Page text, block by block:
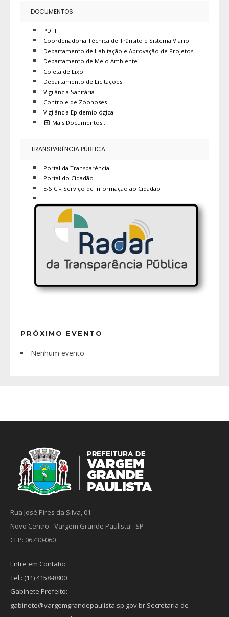
DOCUMENTOS
PDTI
Coordenadoria Técnica de Trânsito e Sistema Viário
Departamento de Habitação e Aprovação de Projetos
Departamento de Meio Ambiente
Coleta de Lixo
Departamento de Licitações
Vigilância Sanitária
Controle de Zoonoses
Vigilância Epidemiológica
Mais Documentos…
TRANSPARÊNCIA PÚBLICA
Portal da Transparência
Portal do Cidadão
E-SIC – Serviço de Informação ao Cidadão
PRÓXIMO EVENTO
Nenhum evento
Rua José Pires da Silva, 01
Novo Centro - Vargem Grande Paulista - SP
CEP: 06730-060
Entre em Contato:
Tel.: (11) 4158-8800
Gabinete Prefeito:
gabinete@vargemgrandepaulista.sp.gov.br Secretaria de